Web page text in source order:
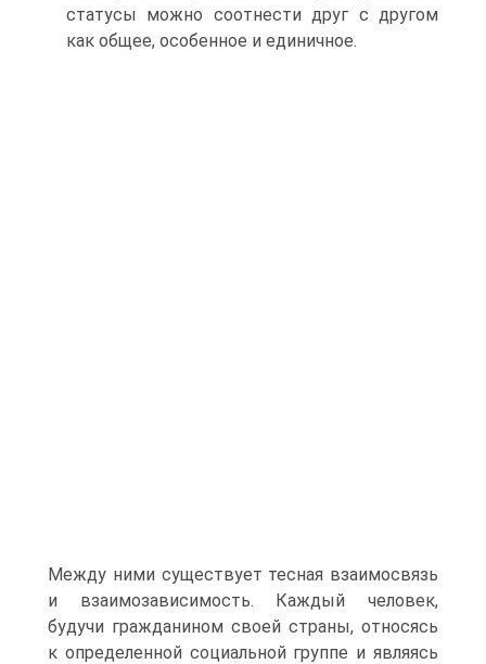
статусы можно со­отнести друг с другом
как общее, особенное и единичное.
Между ними существует тесная взаимосвязь
и взаимозависимость. Каж­дый человек,
будучи гражданином своей страны, относясь
к определенной социальной группе и являясь